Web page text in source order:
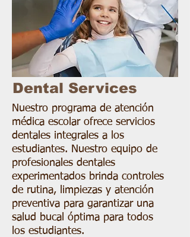
Dental Services
Nuestro programa de atención
médica escolar ofrece servicios
dentales integrales a los
estudiantes. Nuestro equipo de
profesionales dentales
experimentados brinda controles
de rutina, limpiezas y atención
preventiva para garantizar una
salud bucal óptima para todos
los estudiantes.